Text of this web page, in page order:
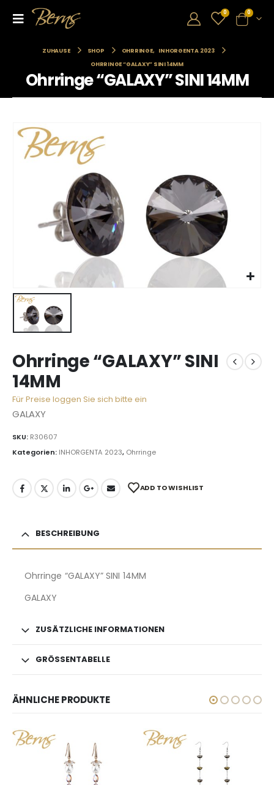
0 0
ZUHAUSE SHOP OHRRINGE,
INHORGENTA 2023
OHRRINGE “GALAXY” SINI 14MM
Ohrringe “GALAXY” SINI 14MM
Ohrringe “GALAXY” SINI
14MM
Für Preise loggen Sie sich bitte ein
GALAXY
SKU: R30607
Kategorien: INHORGENTA 2023, Ohrringe
ADD TO WISHLIST
BESCHREIBUNG
Ohrringe “GALAXY” SINI 14MM
GALAXY
ZUSÄTZLICHE INFORMATIONEN
GRÖSSENTABELLE
ÄHNLICHE PRODUKTE